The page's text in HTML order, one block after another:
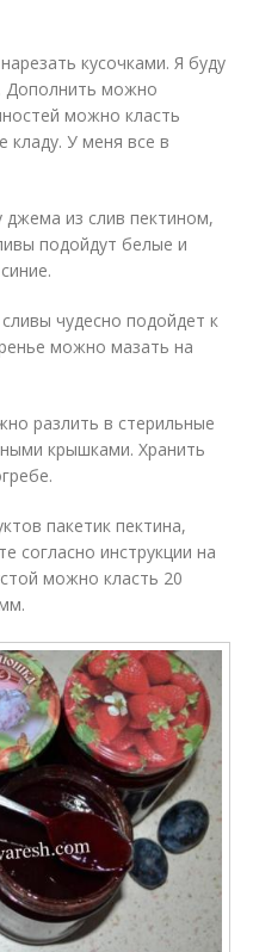
кусочками. Я буду
Дополнить можно
можно класть
кладу. У меня все в
джема из слив пектином,
подойдут белые и
чудесно подойдет к
можно мазать на
разлить в стерильные
крышками. Хранить
пакетик пектина,
согласно инструкции на
можно класть 20